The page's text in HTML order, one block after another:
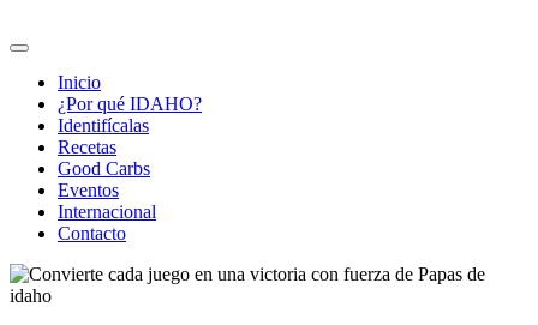
Inicio
¿Por qué IDAHO?
Identifícalas
Recetas
Good Carbs
Eventos
Internacional
Contacto